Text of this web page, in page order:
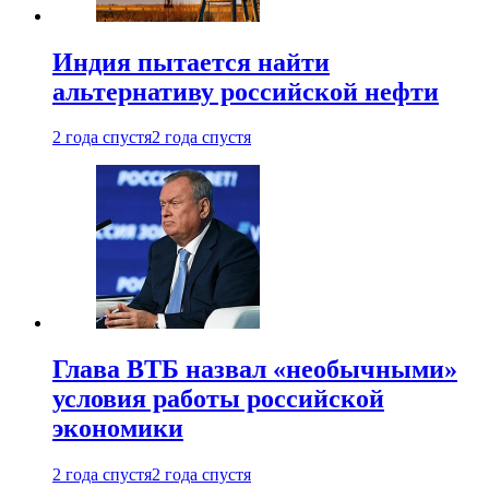
Индия пытается найти
альтернативу российской нефти
2 года спустя2 года спустя
Глава ВТБ назвал «необычными»
условия работы российской
экономики
2 года спустя2 года спустя